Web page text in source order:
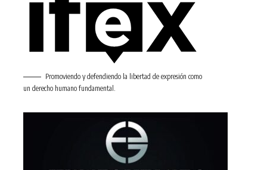
Promoviendo y defendiendo la libertad de expresión como
un derecho humano fundamental.